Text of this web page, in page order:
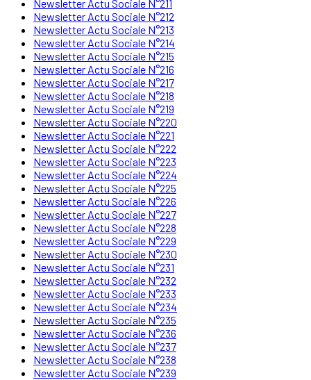
Newsletter Actu Sociale N°211
Newsletter Actu Sociale N°212
Newsletter Actu Sociale N°213
Newsletter Actu Sociale N°214
Newsletter Actu Sociale N°215
Newsletter Actu Sociale N°216
Newsletter Actu Sociale N°217
Newsletter Actu Sociale N°218
Newsletter Actu Sociale N°219
Newsletter Actu Sociale N°220
Newsletter Actu Sociale N°221
Newsletter Actu Sociale N°222
Newsletter Actu Sociale N°223
Newsletter Actu Sociale N°224
Newsletter Actu Sociale N°225
Newsletter Actu Sociale N°226
Newsletter Actu Sociale N°227
Newsletter Actu Sociale N°228
Newsletter Actu Sociale N°229
Newsletter Actu Sociale N°230
Newsletter Actu Sociale N°231
Newsletter Actu Sociale N°232
Newsletter Actu Sociale N°233
Newsletter Actu Sociale N°234
Newsletter Actu Sociale N°235
Newsletter Actu Sociale N°236
Newsletter Actu Sociale N°237
Newsletter Actu Sociale N°238
Newsletter Actu Sociale N°239